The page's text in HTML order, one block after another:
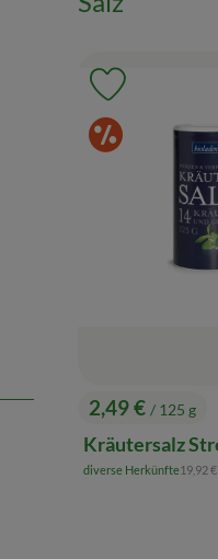
, Preis:
2,49 € / 125 g
Kräutersalz
, Herkunft:
diverse Herkünfte,19,92 €
Produkt